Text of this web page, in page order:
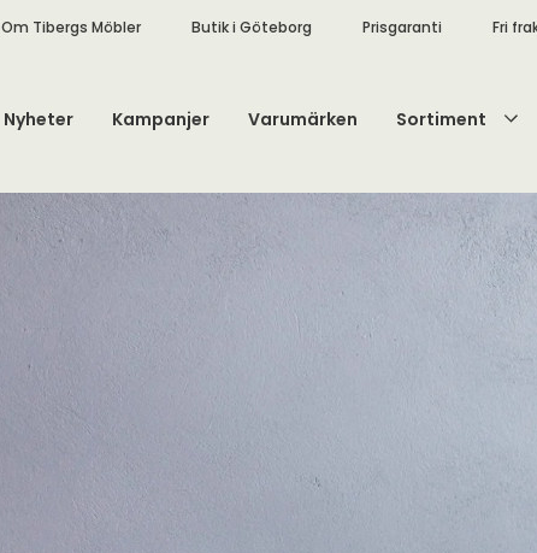
Om Tibergs Möbler Butik i Göteborg Prisgaranti Fri
Nyheter Kampanjer Varumärken Sortiment